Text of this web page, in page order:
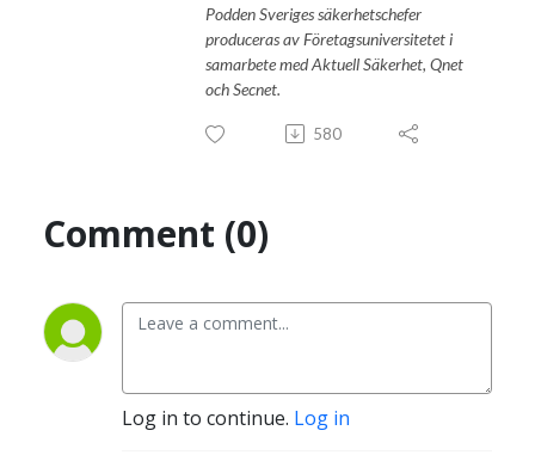
Podden Sveriges säkerhetschefer
produceras av Företagsuniversitetet i
samarbete med Aktuell Säkerhet, Qnet
och Secnet.
580
Comment (0)
Log in to continue. Log in